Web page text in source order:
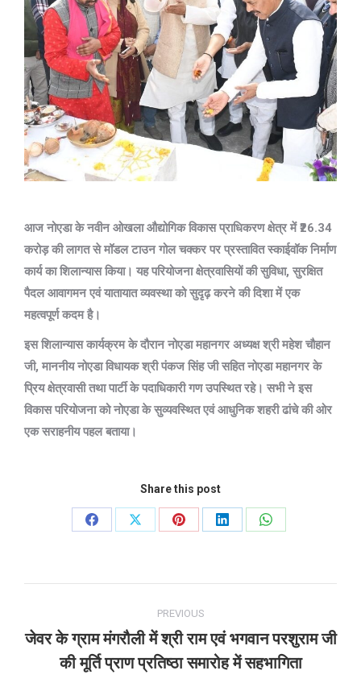
आज नोएडा के नवीन ओखला औद्योगिक विकास प्राधिकरण क्षेत्र में ₹26.34
करोड़ की लागत से मॉडल टाउन गोल चक्कर पर प्रस्तावित स्काईवॉक निर्माण
कार्य का शिलान्यास किया। यह परियोजना क्षेत्रवासियों की सुविधा, सुरक्षित
पैदल आवागमन एवं यातायात व्यवस्था को सुदृढ़ करने की दिशा में एक
महत्वपूर्ण कदम है।
इस शिलान्यास कार्यक्रम के दौरान नोएडा महानगर अध्यक्ष श्री महेश चौहान
जी, माननीय नोएडा विधायक श्री पंकज सिंह जी सहित नोएडा महानगर के
प्रिय क्षेत्रवासी तथा पार्टी के पदाधिकारी गण उपस्थित रहे। सभी ने इस
विकास परियोजना को नोएडा के सुव्यवस्थित एवं आधुनिक शहरी ढांचे की ओर
एक सराहनीय पहल बताया।
Share this post
Share
Share
Share
Share
Share
navigation
PREVIOUS
Previous
post:
जेवर के ग्राम मंगरौली में श्री राम एवं भगवान परशुराम जी
की मूर्ति प्राण प्रतिष्ठा समारोह में सहभागिता